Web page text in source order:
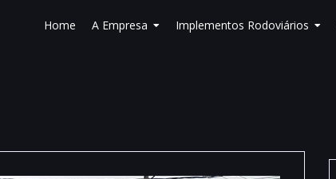
Home A Empresa Implementos Rodoviários